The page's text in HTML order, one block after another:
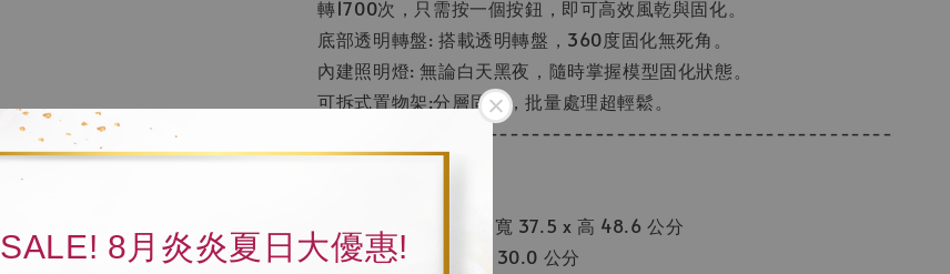
SALE! 8月炎炎夏日大優惠!
轉1700次，只需按一個按鈕，即可高效風乾與固化。
底部透明轉盤: 搭載透明轉盤，360度固化無死角。
內建照明燈: 無論白天黑夜，隨時掌握模型固化狀態。
可拆式置物架:分層固化，批量處理超輕鬆。
------------------------------------------------------
-------
機器尺寸：長 39.5 x 寬 37.5 x 高 48.6 公分
最大固化尺寸: Ø25 x 30.0 公分